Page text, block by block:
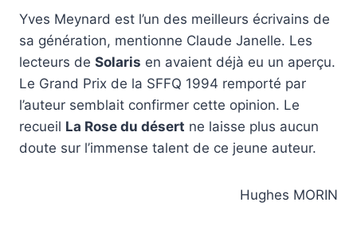
Yves Meynard est l’un des meilleurs écrivains de
sa génération, mentionne Claude Janelle. Les
lecteurs de Solaris en avaient déjà eu un aperçu.
Le Grand Prix de la SFFQ 1994 remporté par
l’auteur semblait confirmer cette opinion. Le
recueil La Rose du désert ne laisse plus aucun
doute sur l’immense talent de ce jeune auteur.
Hughes MORIN